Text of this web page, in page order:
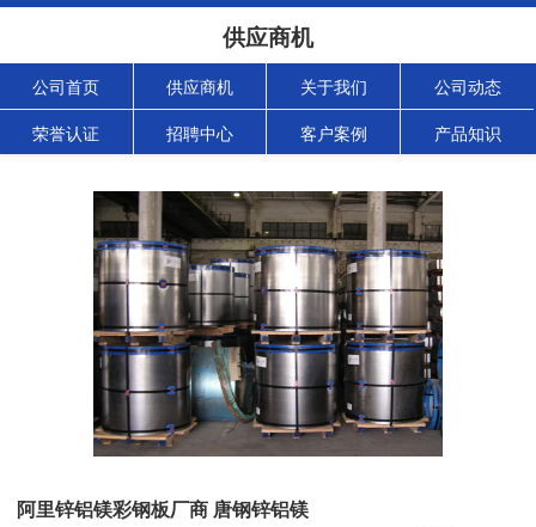
供应商机
公司首页 供应商机 关于我们 公司动态
荣誉认证 招聘中心 客户案例 产品知识
阿里锌铝镁彩钢板厂商 唐钢锌铝镁